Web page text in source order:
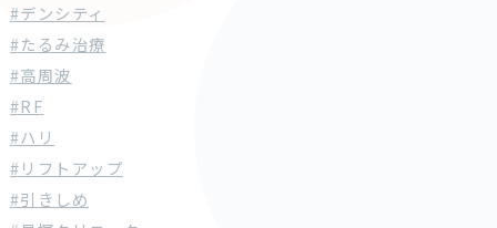
#デンシティ
#たるみ治療
#高周波
#RF
#ハリ
#リフトアップ
#引きしめ